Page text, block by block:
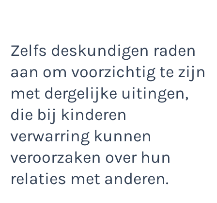
Zelfs deskundigen raden
aan om voorzichtig te zijn
met dergelijke uitingen,
die bij kinderen
verwarring kunnen
veroorzaken over hun
relaties met anderen.